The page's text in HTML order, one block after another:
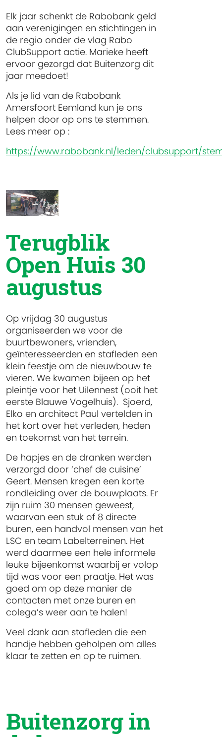
Elk jaar schenkt de Rabobank geld
aan verenigingen en stichtingen in
de regio onder de vlag Rabo
ClubSupport actie. Marieke heeft
ervoor gezorgd dat Buitenzorg dit
jaar meedoet!
Als je lid van de Rabobank
Amersfoort Eemland kun je ons
helpen door op ons te stemmen.
Lees meer op :
https://www.rabobank.nl/leden/clubsupport/
Terugblik
Open Huis 30
augustus
Op vrijdag 30 augustus
organiseerden we voor de
buurtbewoners, vrienden,
geïnteresseerden en stafleden een
klein feestje om de nieuwbouw te
vieren. We kwamen bijeen op het
pleintje voor het Uilennest (ooit het
eerste Blauwe Vogelhuis). Sjoerd,
Elko en architect Paul vertelden in
het kort over het verleden, heden
en toekomst van het terrein.
De hapjes en de dranken werden
verzorgd door ‘chef de cuisine’
Geert. Mensen kregen een korte
rondleiding over de bouwplaats. Er
zijn ruim 30 mensen geweest,
waarvan een stuk of 8 directe
buren, een handvol mensen van het
LSC en team Labelterreinen. Het
werd daarmee een hele informele
leuke bijeenkomst waarbij er volop
tijd was voor een praatje. Het was
goed om op deze manier de
contacten met onze buren en
colega’s weer aan te halen!
Veel dank aan stafleden die een
handje hebben geholpen om alles
klaar te zetten en op te ruimen.
Buitenzorg in